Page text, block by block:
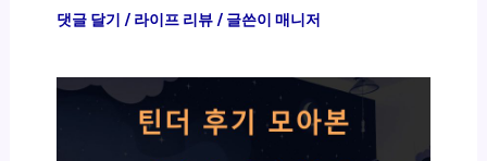
댓글 달기 / 라이프 리뷰/ 글쓴이 매니저